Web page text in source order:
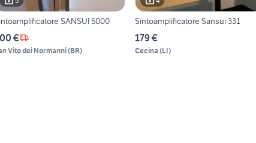
SANSUI 5000
€
Vito dei Normanni(BR)
Sintoamplificatore Sansui 331
179 €
Cecina (LI)